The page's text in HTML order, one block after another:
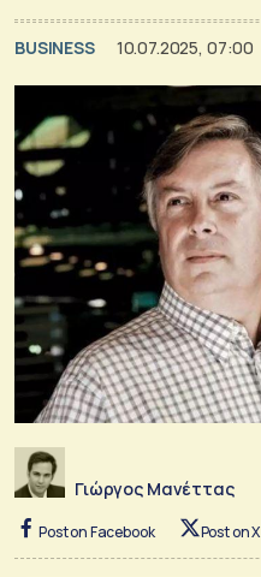
BUSINESS 10.07.2025, 07:00
Γιώργος Μανέττας
Post on Facebook Post on X